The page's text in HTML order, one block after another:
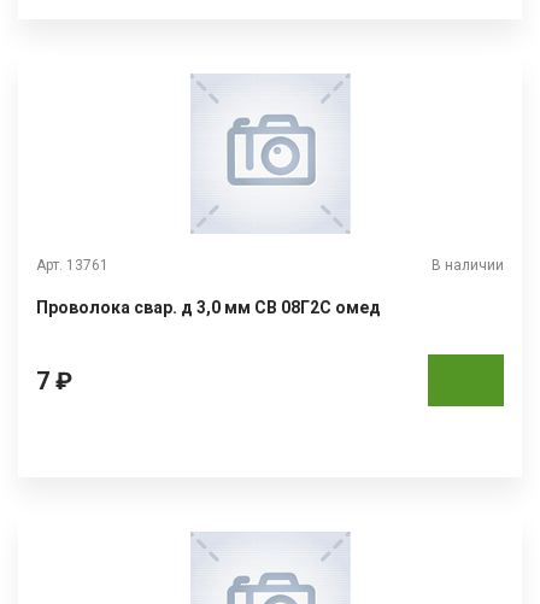
Арт. 13761 В наличии
Проволока свар. д 3,0 мм СВ 08Г2С омед
7 ₽